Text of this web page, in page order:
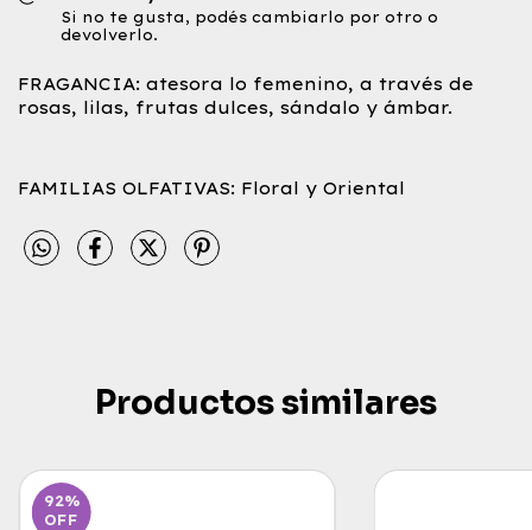
Si no te gusta, podés cambiarlo por otro o
devolverlo.
FRAGANCIA: atesora lo femenino, a través de
rosas, lilas, frutas dulces, sándalo y ámbar.
FAMILIAS OLFATIVAS: Floral y Oriental
Productos similares
92%
OFF